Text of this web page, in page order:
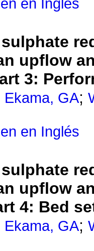
en Inglés
upflow
3:
Ekama, GA;
en Inglés
upflow
4: Bed
Ekama, GA;